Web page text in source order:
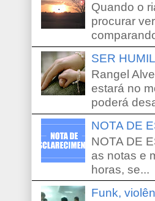
Quando o
procurar
SER
Rangel
estará no
poderá
NOTA DE
NOTA DE
as notas e
horas, se...
Funk,